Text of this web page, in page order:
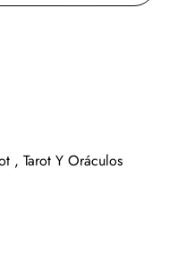
, Tarot Y Oráculos